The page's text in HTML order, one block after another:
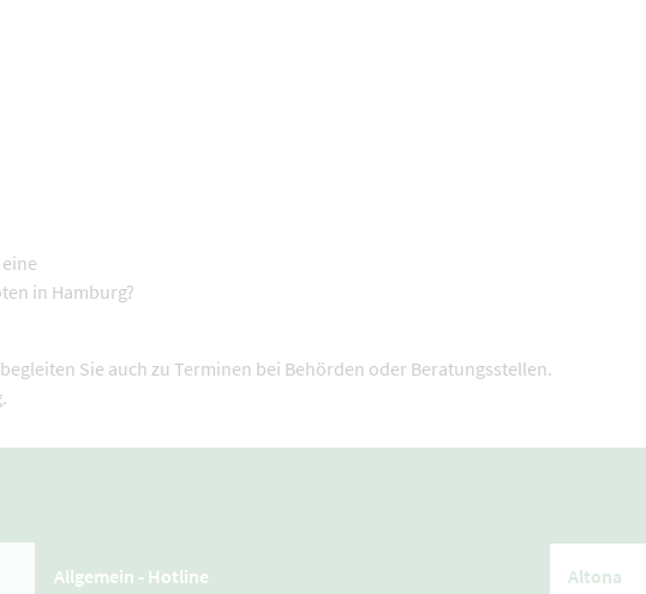
in Hamburg?
Sie auch zu Terminen bei Behörden oder Beratungsstellen.
Allgemein - Hotline Altona